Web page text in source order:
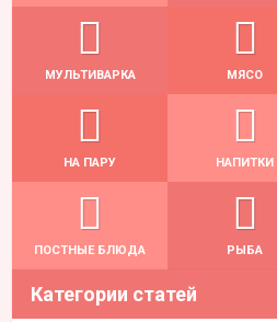
МУЛЬТИВАРКА МЯСО
НА ПАРУ НАПИТКИ
ПОСТНЫЕ БЛЮДА РЫБА
Категории статей